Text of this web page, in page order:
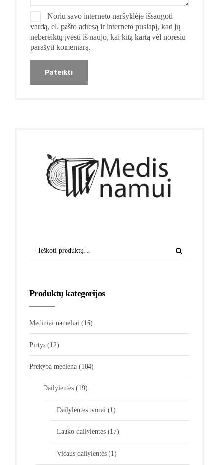
Noriu savo interneto naršyklėje išsaugoti
vardą, el. pašto adresą ir interneto puslapį, kad jų
nebereiktų įvesti iš naujo, kai kitą kartą vėl norėsiu
parašyti komentarą.
Produktų kategorijos
Mediniai nameliai (16)
Pirtys (12)
Prekyba mediena (104)
Dailylentės (19)
Dailylentės tvorai (1)
Lauko dailylentes (17)
Vidaus dailylentės (1)